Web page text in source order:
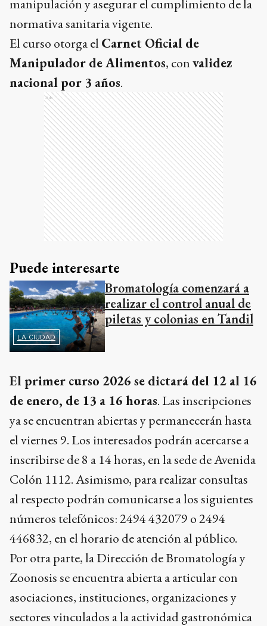
manipulación y asegurar el cumplimiento de la
normativa sanitaria vigente.
El curso otorga el Carnet Oficial de
Manipulador de Alimentos, convalidez
nacional por 3 años.
Ads
Puede interesarte
LA CIUDAD
Bromatología comenzará a
realizar el control anual de
piletas y colonias en Tandil
El primer curso 2026 se dictará del 12 al 16
de enero, de 13 a 16 horas. Las inscripciones
ya se encuentran abiertas y permanecerán hasta
el viernes 9. Los interesados podrán acercarse a
inscribirse de 8 a 14 horas, en la sede de Avenida
Colón 1112. Asimismo, para realizar consultas
al respecto podrán comunicarse a los siguientes
números telefónicos: 2494 432079 o 2494
446832, en el horario de atención al público.
Por otra parte, la Dirección de Bromatología y
Zoonosis se encuentra abierta a articular con
asociaciones, instituciones, organizaciones y
sectores vinculados a la actividad gastronómica